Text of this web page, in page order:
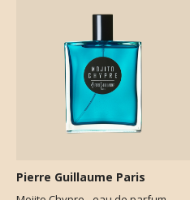
Pierre Guillaume Paris